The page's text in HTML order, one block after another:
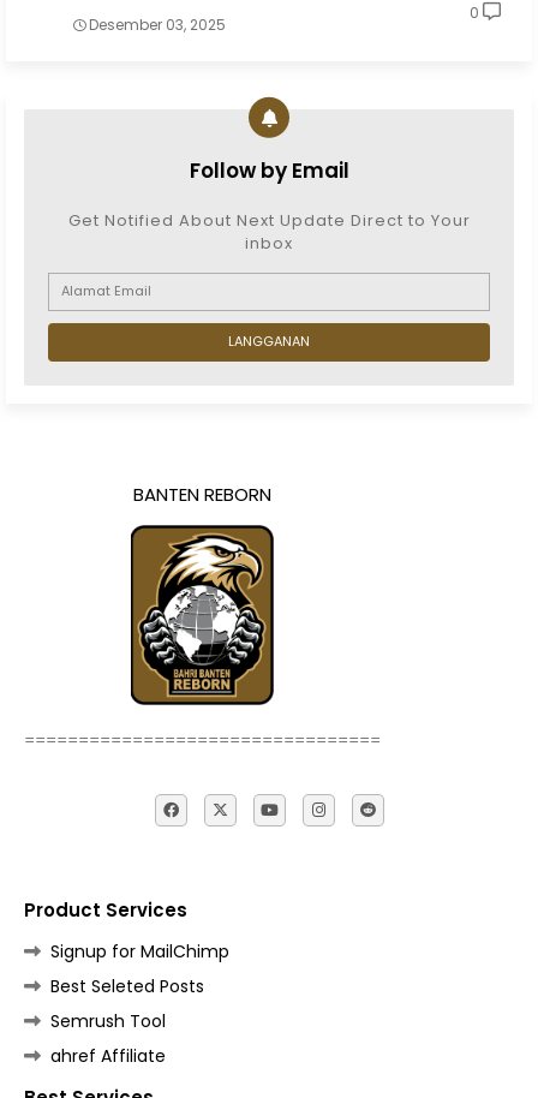
Desember 03, 2025
0
Follow by Email
Get Notified About Next Update Direct to Your
inbox
BANTEN REBORN
=================================
Product Services
Signup for MailChimp
Best Seleted Posts
Semrush Tool
ahref Affiliate